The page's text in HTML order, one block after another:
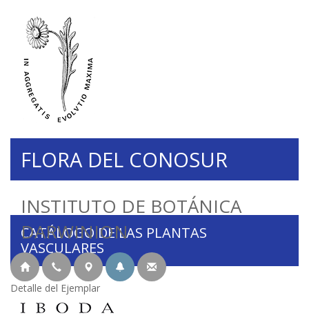
INSTITUTO DE BOTÁNICA
DARWINION
FLORA DEL CONOSUR
CATÁLOGO DE LAS PLANTAS
VASCULARES
Detalle del Ejemplar